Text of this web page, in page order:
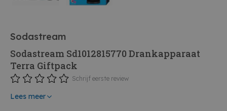
Sodastream
Sodastream Sd1012815770 Drankapparaat
Terra Giftpack
Schrijf eerste review
Lees meer